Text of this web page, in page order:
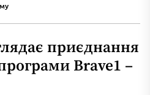
приєднання
Brave1 –